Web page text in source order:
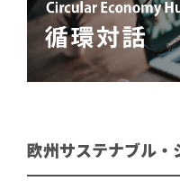
欧州サステナブル・